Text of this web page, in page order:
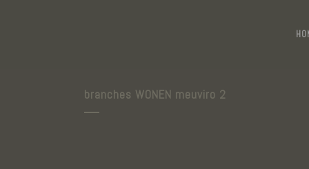
branches WONEN meuviro 2